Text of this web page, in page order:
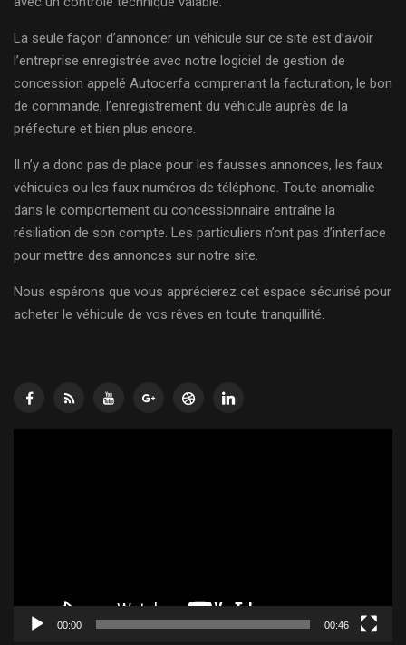
La seule façon d’annoncer un véhicule sur ce site est d’avoir
l’entreprise enregistrée avec notre logiciel de gestion de
concession appelé Autocerfa comprenant la facturation, le bon
de commande, l’enregistrement du véhicule auprès de la
préfecture et bien plus encore.
Il n’y a donc pas de place pour les fausses annonces, les faux
véhicules ou les faux numéros de téléphone. Toute anomalie
dans le comportement du concessionnaire entraîne la
résiliation de son compte. Les particuliers n’ont pas d’interface
pour mettre des annonces sur notre site.
Nous espérons que vous apprécierez cet espace sécurisé pour
acheter le véhicule de vos rêves en toute tranquillité.
00:00 00:46